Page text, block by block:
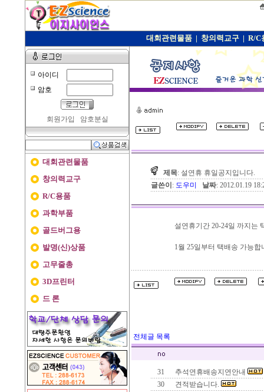
대회관련물품 | 창의력교구 | R/C
아이디
암호
회원가입 암호분실
대회관련물품
창의력교구
R/C용품
과학부품
골드버그용
발명(신)상품
고무줄총
3D프린터
드 론
제목: 설연휴 휴일공지입니다.
글쓴이 : 도우미 날짜: 2012.01.19
설연휴기간 20-24일 까지는
1월 25일부터 택배송 가능합
전체글 목록
31
추석연휴배송지연안내
30
견적받습니다.